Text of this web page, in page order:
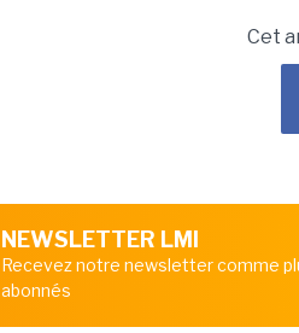
Cet
NEWSLETTER LMI
Recevez notre newsletter comme
abonnés